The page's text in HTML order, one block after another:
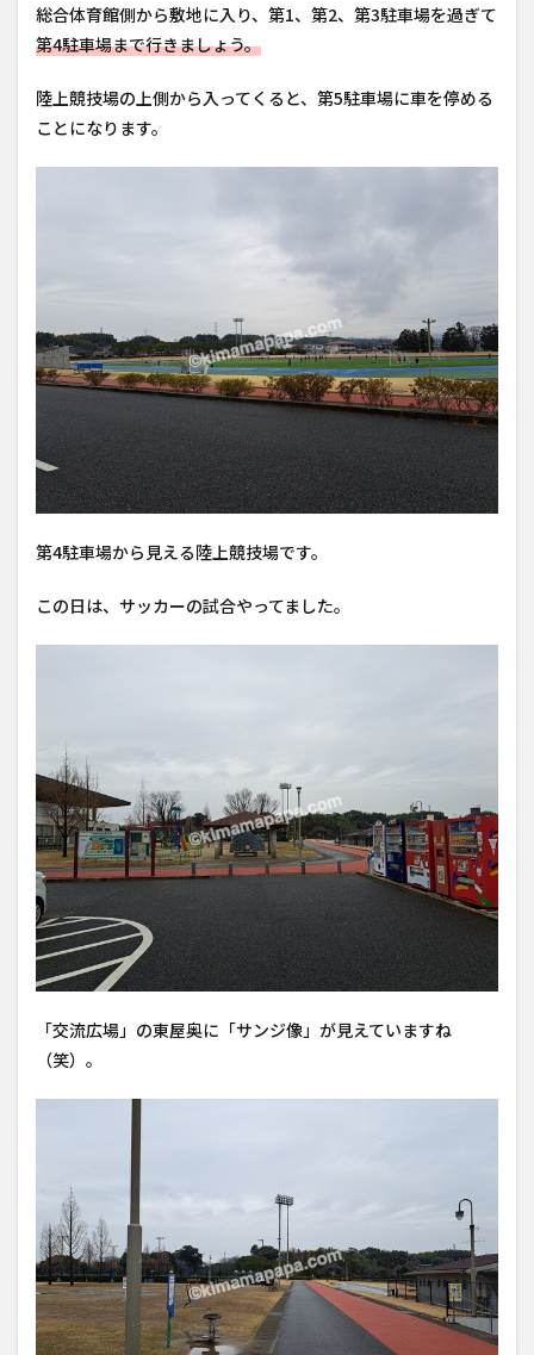
総合体育館側から敷地に入り、第1、第2、第3駐車場を過ぎて
第4駐車場まで行きましょう。
陸上競技場の上側から入ってくると、第5駐車場に車を停める
ことになります。
第4駐車場から見える陸上競技場です。
この日は、サッカーの試合やってました。
「交流広場」の東屋奥に「サンジ像」が見えていますね
（笑）。